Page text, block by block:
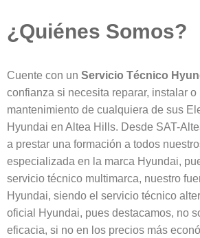
¿Quiénes Somos?
Cuente con un Servicio Técnico
confianza si necesita reparar, instalar o
mantenimiento de cualquiera de sus
Hyundai en Altea Hills. Desde SAT-
a prestar una formación a todos
especializada en la marca Hyundai,
servicio técnico multimarca, nuestro
Hyundai, siendo el servicio técnico
oficial Hyundai, pues destacamos, no
eficacia, si no en los precios más